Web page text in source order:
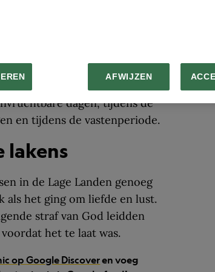
de Middeleeuwen?
welke posities getrouwde
Zo werd gepromoot
– mensen waren tenslotte
dagen, tijdens de
en tijdens de vastenperiode.
lakens
in de Lage Landen genoeg
als het ging om liefde en lust.
straf van God leidden
het te laat was.
op Google Discoveren voeg
AFWIJZEN